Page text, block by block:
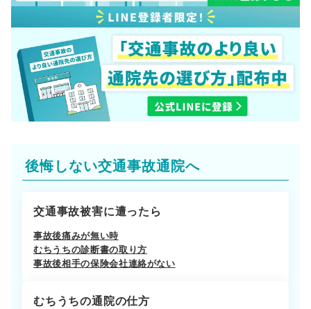
後悔しない交通事故通院へ
交通事故被害に遭ったら
事故後痛みが無い時
むちうちの診断書の取り方
事故後相手の保険会社連絡がない
むちうちの通院の仕方